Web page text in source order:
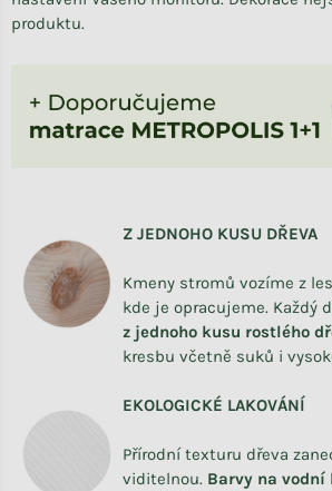
produktu.
Z JEDNOHO KUSU DŘEVA
Kmeny stromů vozíme z
kde je opracujeme. Každý
z jednoho kusu rostlého
kresbu včetně suků i
EKOLOGICKÉ LAKOVÁNÍ
Přírodní texturu dřeva
viditelnou. Barvy na vodní